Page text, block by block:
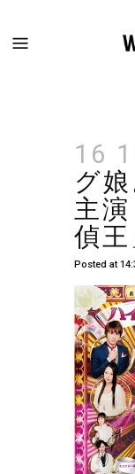
16
グ
主
偵王
Posted at